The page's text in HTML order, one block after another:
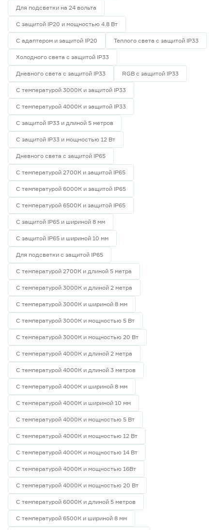
Для подсветки на 24 вольта
С защитой IP20 и мощностью 4.8 Вт
С адаптером и защитой IP20 Теплого света с защитой IP33
Холодного света с защитой IP33
Дневного света с защитой IP33 RGB с защитой IP33
С температурой 3000К и защитой IP33
С температурой 4000К и защитой IP33
С защитой IP33 и длиной 5 метров
С защитой IP33 и мощностью 12 Вт
Дневного света с защитой IP65
С температурой 2700К и защитой IP65
С температурой 6000К и защитой IP65
С температурой 6500К и защитой IP65
С защитой IP65 и шириной 8 мм
С защитой IP65 и шириной 10 мм
Для подсветки с защитой IP65
С температурой 2700К и длиной 5 метра
С температурой 3000К и длиной 2 метра
С температурой 3000К и шириной 8 мм
С температурой 3000К и мощностью 5 Вт
С температурой 3000К и мощностью 20 Вт
С температурой 4000К и длиной 2 метра
С температурой 4000К и длиной 3 метров
С температурой 4000К и шириной 8 мм
С температурой 4000К и шириной 10 мм
С температурой 4000К и мощностью 5 Вт
С температурой 4000К и мощностью 12 Вт
С температурой 4000К и мощностью 14 Вт
С температурой 4000К и мощностью 16Вт
С температурой 4000К и мощностью 20 Вт
С температурой 6000К и длиной 5 метров
С температурой 6500К и шириной 8 мм